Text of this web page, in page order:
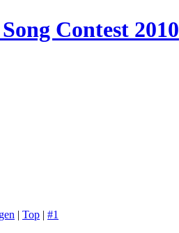
Contest 2010
| Top | #1